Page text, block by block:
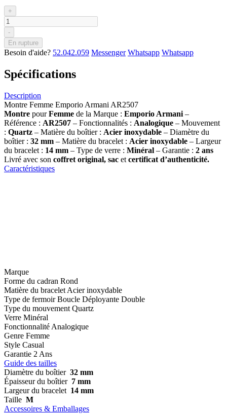
+
-
En rupture
Besoin d'aide? 52.042.059 Messenger Whatsapp Whatsapp
Spécifications
Description
Montre Femme Emporio Armani AR2507
Montre pourFemme de la Marque : Emporio Armani –
Référence : AR2507 – Fonctionnalités : Analogique – Mouvement
: Quartz – Matière du boîtier : Acier inoxydable – Diamètre du
boîtier : 32 mm – Matière du bracelet : Acier inoxydable – Largeur
du bracelet : 14 mm – Type de verre : Minéral – Garantie : 2 ans
Livré avec son coffret original, sac et certificat d’authenticité.
Caractéristiques
Marque
Forme du cadran Rond
Matière du bracelet Acier inoxydable
Type de fermoir Boucle Déployante Double
Type du mouvement Quartz
Verre Minéral
Fonctionnalité Analogique
Genre Femme
Style Casual
Garantie 2 Ans
Guide des tailles
Diamètre du boîtier 32 mm
Épaisseur du boîtier 7 mm
Largeur du bracelet 14 mm
Taille M
Accessoires & Emballages